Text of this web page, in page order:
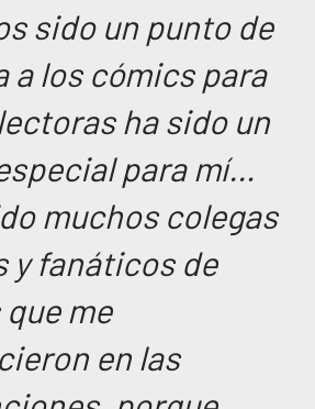
sido un punto de
a los cómics para
ha sido un
para mí…
muchos colegas
y fanáticos de
me
en las